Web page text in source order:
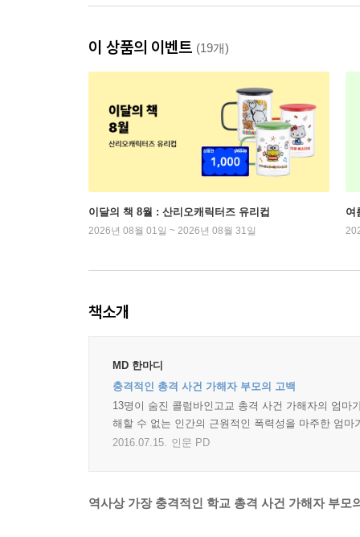
이 상품의 이벤트 (19개)
이달의 책 8월 : 산리오캐릭터즈 유리컵
2026년 08월 01일 ~ 2026년 08월 31일
여
책소개
MD 한마디
충격적인 총격 사건 가해자 부모의 고백
13명이 숨진 콜럼바인고교 총격 사건 가해자의 엄
해할 수 없는 인간의 근원적인 폭력성을 마주한 엄
2016.07.15. 인문 PD
역사상 가장 충격적인 학교 총격 사건 가해자 부모